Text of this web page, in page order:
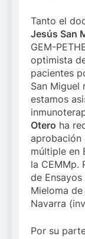
Tanto el
Jesús San
GEM-
optimista
pacientes
San Miguel
estamos
Otero ha
aprobación
múltiple en
la CEMMp.
de
Mieloma
Navarra
Por su